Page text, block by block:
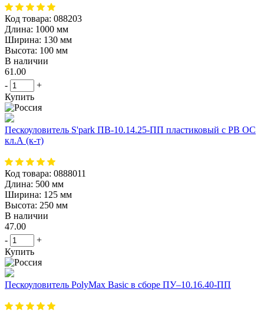
Код товара: 088203
Длина: 1000 мм
Ширина: 130 мм
Высота: 100 мм
В наличии
61.00
-
+
Купить
Пескоуловитель S'park ПВ-10.14.25-ПП пластиковый с РВ ОС
кл.А (к-т)
Код товара: 0888011
Длина: 500 мм
Ширина: 125 мм
Высота: 250 мм
В наличии
47.00
-
+
Купить
Пескоуловитель PolyMax Basic в сборе ПУ–10.16.40-ПП